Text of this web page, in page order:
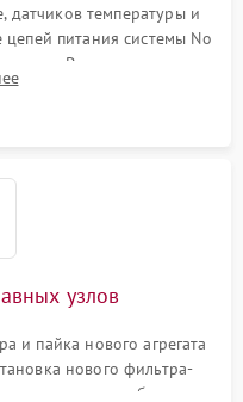
датчиков температуры и
цепей питания системы No
Ремонт или замена
алгоритмов.
узлов
и пайка нового агрегата
нового фильтра-
вентиляторов обдува,